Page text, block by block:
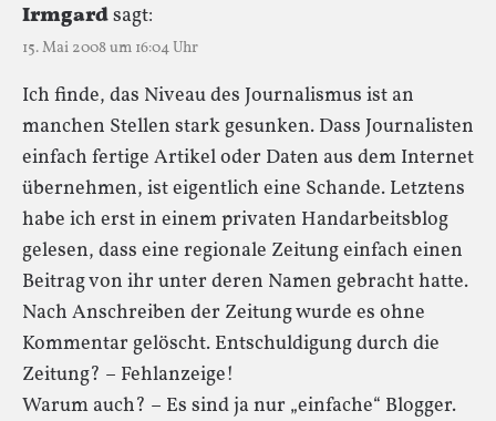
Irmgardsagt:
15. Mai 2008 um 16:04 Uhr
Ich finde, das Niveau des Journalismus ist an
manchen Stellen stark gesunken. Dass Journalisten
einfach fertige Artikel oder Daten aus dem Internet
übernehmen, ist eigentlich eine Schande. Letztens
habe ich erst in einem privaten Handarbeitsblog
gelesen, dass eine regionale Zeitung einfach einen
Beitrag von ihr unter deren Namen gebracht hatte.
Nach Anschreiben der Zeitung wurde es ohne
Kommentar gelöscht. Entschuldigung durch die
Zeitung? – Fehlanzeige!
Warum auch? – Es sind ja nur „einfache“ Blogger.